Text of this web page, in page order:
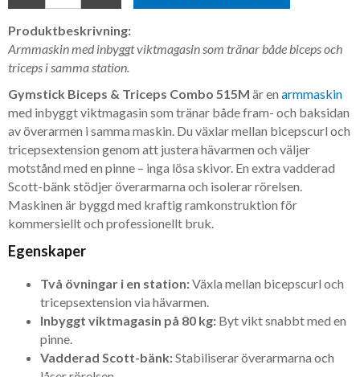
Produktbeskrivning:
Armmaskin med inbyggt viktmagasin som tränar både biceps och
triceps i samma station.
Gymstick Biceps & Triceps Combo 515M är en armmaskin
med inbyggt viktmagasin som tränar både fram- och baksidan
av överarmen i samma maskin. Du växlar mellan bicepscurl och
tricepsextension genom att justera hävarmen och väljer
motstånd med en pinne – inga lösa skivor. En extra vadderad
Scott-bänk stödjer överarmarna och isolerar rörelsen.
Maskinen är byggd med kraftig ramkonstruktion för
kommersiellt och professionellt bruk.
Egenskaper
Två övningar i en station:Växla mellan bicepscurl och
tricepsextension via hävarmen.
Inbyggt viktmagasin på 80 kg: Byt vikt snabbt med en
pinne.
Vadderad Scott-bänk:Stabiliserar överarmarna och